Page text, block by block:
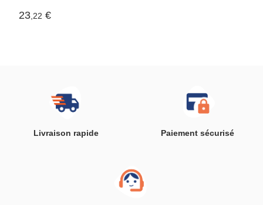
InnovaGoods 40
Unités
23,22 €
Livraison rapide Paiement sécurisé